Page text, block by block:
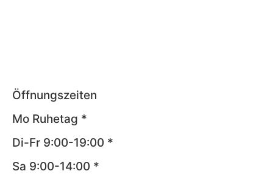
Öffnungszeiten
Mo Ruhetag *
Di-Fr 9:00-19:00 *
Sa 9:00-14:00 *